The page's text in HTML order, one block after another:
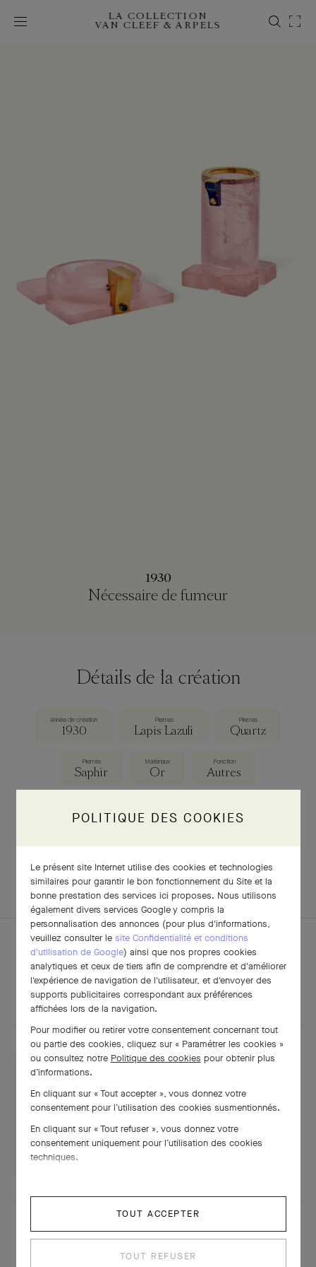
LA COLLECTION
VAN CLEEF & ARPELS
1930
Nécessaire de fumeur
Détails de la création
Année de création
1930
Pierres
Lapis Lazuli
Pierres
Quartz
Pierres
Saphir
Matériaux
Or
Fonction
Autres
288 × 150 × 60 mm
TÉLÉCHARGER LA FICHE
POUR APPROFONDIR
Fiche technique
TÉLÉCHARGER
POLITIQUE DES COOKIES
Le présent site Internet utilise des cookies et technologies
similaires pour garantir le bon fonctionnement du Site et la
bonne prestation des services ici proposes. Nous utilisons
également divers services Google y compris la
personnalisation des annonces (pour plus d'informations,
veuillez consulter le site Confidentialité et conditions
d'utilisation de Google) ainsi que nos propres cookies
analytiques et ceux de tiers afin de comprendre et d'améliorer
l'expérience de navigation de l'utilisateur, et d'envoyer des
supports publicitaires correspondant aux préférences
affichées lors de la navigation.
Pour modifier ou retirer votre consentement concernant tout
ou partie des cookies, cliquez sur « Paramétrer les cookies »
ou consultez notre Politique des cookies pour obtenir plus
d’informations.
En cliquant sur « Tout accepter », vous donnez votre
consentement pour l’utilisation des cookies susmentionnés.
En cliquant sur « Tout refuser », vous donnez votre
consentement uniquement pour l’utilisation des cookies
techniques.
TOUT ACCEPTER
TOUT REFUSER